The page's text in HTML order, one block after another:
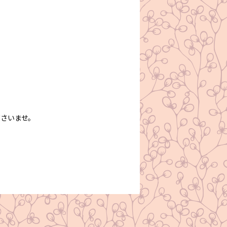
いませ。